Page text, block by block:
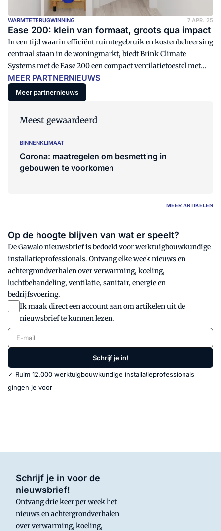
WARMTETERUGWINNING 7 APR. 25
Ease 200: klein van formaat, groots qua impact
In een tijd waarin efficiënt ruimtegebruik en kostenbeheersing
centraal staan in de woningmarkt, biedt Brink Climate
Systems met de Ease 200 een compact ventilatietoestel met
warmteterugwinning (WTW) die toepasbaar is in
appartementen, kleinere woningen, renovatieprojecten en
projectmatige- en modulaire bouw. De Ease 200 is dé
economische optie in de vertrouwde Brink-kwaliteit.
MEER PARTNERNIEUWS
Meer partnernieuws
Meest gewaardeerd
BINNENKLIMAAT
Corona: maatregelen om besmetting in
gebouwen te voorkomen
MEER ARTIKELEN
Op de hoogte blijven van wat er speelt?
De Gawalo nieuwsbrief is bedoeld voor werktuigbouwkundige
installatieprofessionals. Ontvang elke week nieuws en
achtergrondverhalen over verwarming, koeling,
luchtbehandeling, ventilatie, sanitair, energie en
bedrijfsvoering.
Ik maak direct een account aan om artikelen uit de
nieuwsbrief te kunnen lezen.
E-mail
Schrijf je in!
✓ Ruim 12.000 werktuigbouwkundige installatieprofessionals
gingen je voor
Schrijf je in voor de
nieuwsbrief!
Ontvang drie keer per week het
nieuws en achtergrondverhalen
over verwarming, koeling,